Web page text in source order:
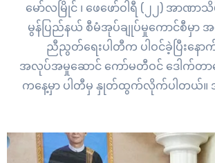
မော်လမြိုင် ၊ ဖေဖော်ဝါရီ (၂၂) အာဏာ
မွန်ပြည်နယ် စီမံအုပ်ချုပ်မှုကောင်စီမှာ အ
ညီညွတ်ရေးပါတီက ပါဝင်ခဲ့ပြီးနေ
အလုပ်အမှုဆောင် ကော်မတီဝင် ဒေါက်တာ
ကနေ့မှာ ပါတီမှ နှုတ်ထွက်လိုက်ပါတယ်။
အတွင်း သဘောထား ကွဲလွဲမှုတွေ ရှိခဲ့တာလ